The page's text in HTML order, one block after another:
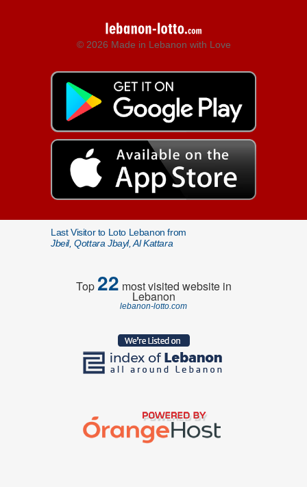
© 2026 Made in Lebanon with Love
Last Visitor to Loto Lebanon from
Jbeil, Qottara Jbayl, Al Kattara
Top22 most visited website in
Lebanon
lebanon-lotto.com